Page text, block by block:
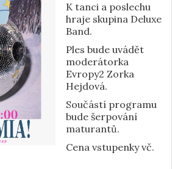
K tanci a poslechu
hraje skupina Deluxe
Band.
Ples bude uvádět
moderátorka
Evropy2 Zorka
Hejdová.
Součástí programu
bude šerpování
maturantů.
Cena vstupenky vč.